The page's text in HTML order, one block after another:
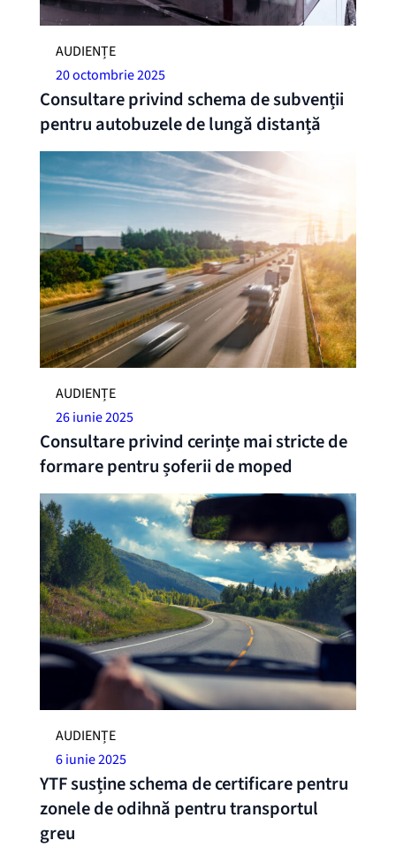
AUDIENȚE
20 octombrie 2025
Consultare privind schema de subvenții
pentru autobuzele de lungă distanță
AUDIENȚE
26 iunie 2025
Consultare privind cerințe mai stricte de
formare pentru șoferii de moped
AUDIENȚE
6 iunie 2025
YTF susține schema de certificare pentru
zonele de odihnă pentru transportul
greu